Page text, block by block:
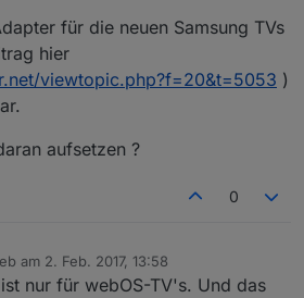
für die neuen Samsung TVs
hier
viewtopic.php?f=20&t=5053 )
aufsetzen ?
0
am 2. Feb. 2017, 13:58
editiert von
nur für webOS-TV's. Und das